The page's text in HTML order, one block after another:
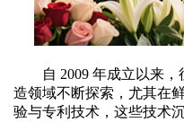
自 2009 年成立以来
造领域不断探索，尤其在
验与专利技术，这些技术